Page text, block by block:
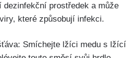
dezinfekční prostředek a může
které způsobují‌ infekci.
⁤Smíchejte lžíci medu ⁢s ⁢lžící